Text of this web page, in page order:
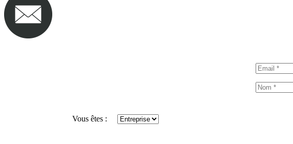
Vous êtes :